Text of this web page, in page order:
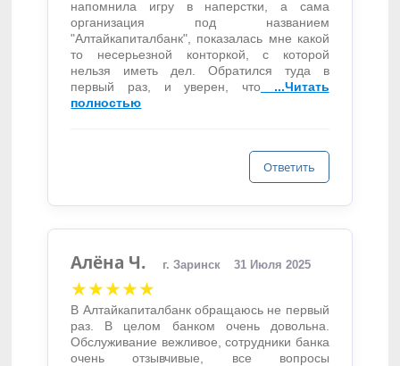
напомнила игру в наперстки, а сама
организация под названием
"Алтайкапиталбанк", показалась мне какой
то несерьезной конторкой, с которой
нельзя иметь дел. Обратился туда в
первый раз, и уверен, что...Читать
полностью
Ответить
Алёна Ч. г. Заринск 31 Июля 2025
★★★★★
В Алтайкапиталбанк обращаюсь не первый
раз. В целом банком очень довольна.
Обслуживание вежливое, сотрудники банка
очень отзывчивые, все вопросы